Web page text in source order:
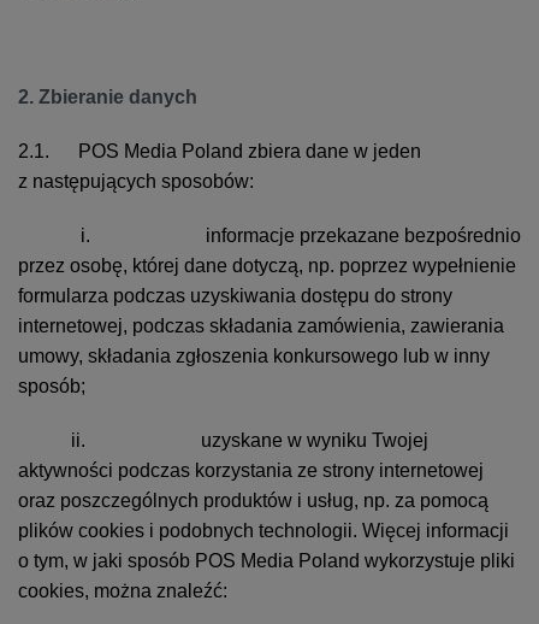
2. Zbieranie danych
2.1. POS Media Poland zbiera dane w jeden
z następujących sposobów:
i. informacje przekazane bezpośrednio
przez osobę, której dane dotyczą, np. poprzez wypełnienie
formularza podczas uzyskiwania dostępu do strony
internetowej, podczas składania zamówienia, zawierania
umowy, składania zgłoszenia konkursowego lub w inny
sposób;
ii. uzyskane w wyniku Twojej
aktywności podczas korzystania ze strony internetowej
oraz poszczególnych produktów i usług, np. za pomocą
plików cookies i podobnych technologii. Więcej informacji
o tym, w jaki sposób POS Media Poland wykorzystuje pliki
cookies, można znaleźć: